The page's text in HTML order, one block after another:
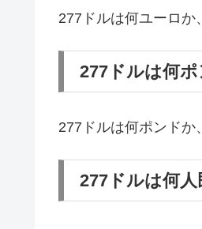
277ドルは何ユーロか
277ドルは何ポ
277ドルは何ポンドか
277ドルは何人